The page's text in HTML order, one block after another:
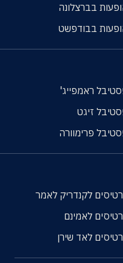
בברצלונה
בבודפשט
ראמפייג'
זיגט
פרימוורה
לקנדריק לאמר
לאמינם
לאד שירן